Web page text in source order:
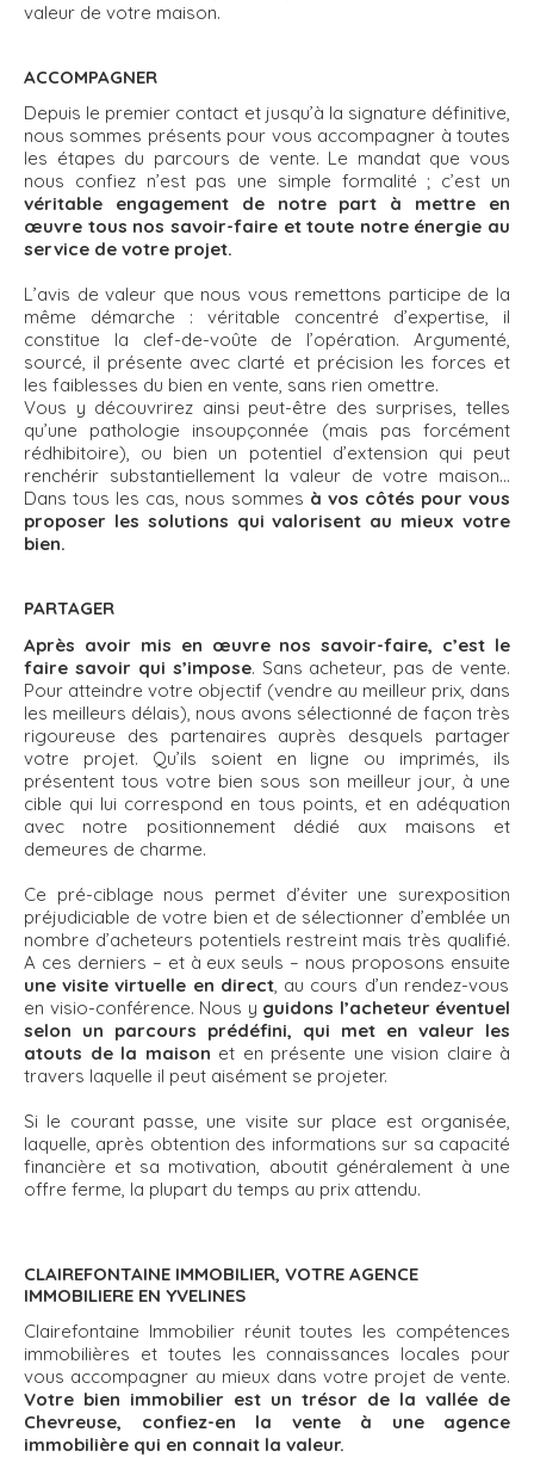
valeur de votre maison.
ACCOMPAGNER
Depuis le premier contact et jusqu’à la signature définitive,
nous sommes présents pour vous accompagner à toutes
les étapes du parcours de vente. Le mandat que vous
nous confiez n’est pas une simple formalité ; c’est un
véritable engagement de notre part à mettre en
œuvre tous nos savoir-faire et toute notre énergie au
service de votre projet.
L’avis de valeur que nous vous remettons participe de la
même démarche : véritable concentré d’expertise, il
constitue la clef-de-voûte de l’opération. Argumenté,
sourcé, il présente avec clarté et précision les forces et
les faiblesses du bien en vente, sans rien omettre.
Vous y découvrirez ainsi peut-être des surprises, telles
qu’une pathologie insoupçonnée (mais pas forcément
rédhibitoire), ou bien un potentiel d’extension qui peut
renchérir substantiellement la valeur de votre maison…
Dans tous les cas, nous sommes à vos côtés pour vous
proposer les solutions qui valorisent au mieux votre
bien.
PARTAGER
Après avoir mis en œuvre nos savoir-faire, c’est le
faire savoir qui s’impose. Sans acheteur, pas de vente.
Pour atteindre votre objectif (vendre au meilleur prix, dans
les meilleurs délais), nous avons sélectionné de façon très
rigoureuse des partenaires auprès desquels partager
votre projet. Qu’ils soient en ligne ou imprimés, ils
présentent tous votre bien sous son meilleur jour, à une
cible qui lui correspond en tous points, et en adéquation
avec notre positionnement dédié aux maisons et
demeures de charme.
Ce pré-ciblage nous permet d’éviter une surexposition
préjudiciable de votre bien et de sélectionner d’emblée un
nombre d’acheteurs potentiels restreint mais très qualifié.
A ces derniers – et à eux seuls – nous proposons ensuite
une visite virtuelle en direct, au cours d’un rendez-vous
en visio-conférence. Nous y guidons l’acheteur éventuel
selon un parcours prédéfini, qui met en valeur les
atouts de la maison et en présente une vision claire à
travers laquelle il peut aisément se projeter.
Si le courant passe, une visite sur place est organisée,
laquelle, après obtention des informations sur sa capacité
financière et sa motivation, aboutit généralement à une
offre ferme, la plupart du temps au prix attendu.
CLAIREFONTAINE IMMOBILIER, VOTRE AGENCE
IMMOBILIERE EN YVELINES
Clairefontaine Immobilier réunit toutes les compétences
immobilières et toutes les connaissances locales pour
vous accompagner au mieux dans votre projet de vente.
Votre bien immobilier est un trésor de la vallée de
Chevreuse, confiez-en la vente à une agence
immobilière qui en connait la valeur.